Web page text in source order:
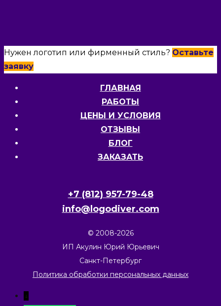
Нужен логотип или фирменный стиль? Оставьте
заявку
ГЛАВНАЯ
РАБОТЫ
ЦЕНЫ И УСЛОВИЯ
ОТЗЫВЫ
БЛОГ
ЗАКАЗАТЬ
+7 (812) 957-79-48
info@logodiver.com
© 2008-2026
ИП Акулин Юрий Юрьевич
Санкт-Петербург
Политика обработки персональных данных